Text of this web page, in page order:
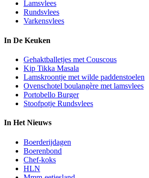
Lamsvlees
Rundsvlees
Varkensvlees
In De Keuken
Gehaktballetjes met Couscous
Kip Tikka Masala
Lamskroontje met wilde paddenstoelen
Ovenschotel boulangère met lamsvlees
Portobello Burger
Stoofpotje Rundsvlees
In Het Nieuws
Boerderijdagen
Boerenbond
Chef-koks
HLN